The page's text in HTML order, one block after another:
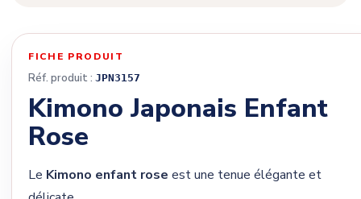
FICHE PRODUIT
Réf. produit : JPN3157
Kimono Japonais Enfant
Rose
Le Kimono enfant rose est une tenue élégante et